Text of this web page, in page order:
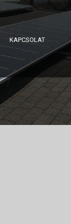
KAPCSOLAT